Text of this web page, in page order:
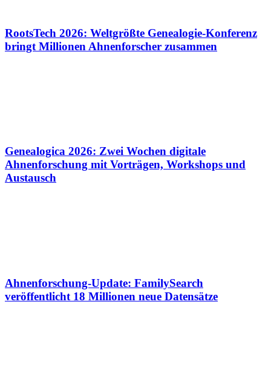
RootsTech 2026: Weltgrößte Genealogie-Konferenz
bringt Millionen Ahnenforscher zusammen
Genealogica 2026: Zwei Wochen digitale
Ahnenforschung mit Vorträgen, Workshops und
Austausch
Ahnenforschung-Update: FamilySearch
veröffentlicht 18 Millionen neue Datensätze